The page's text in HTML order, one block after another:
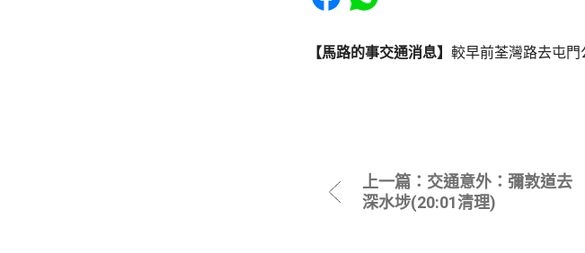
【馬路的事交通消息】 較早前荃灣路去屯門
上一篇：交通意外：彌敦道去
深水埗(20:01清理)